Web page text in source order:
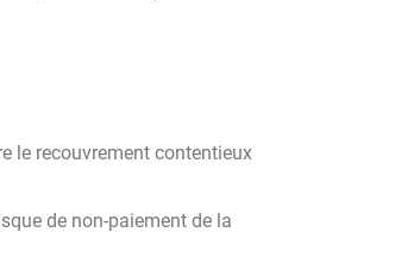
le recouvrement contentieux
de non-paiement de la